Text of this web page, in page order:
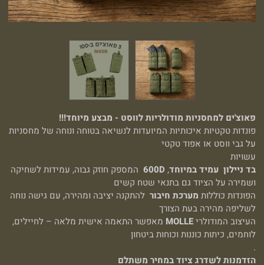
פאוצ'ים למחסניות מודולריות לווסט - מבצע מיוחד!!!
פונדות טקטיות איכותיות המיועדות לנשיאה בטוחה ונוחה של מחסניות
על גבי ווסט או אפוד טקטי
עשויות
בד ניילון עמיד במיוחד,
600D המספק חוזק גבוה, עמידות לשחיקה
ושמירה על הציוד גם בתנאי שטח קשים
הפונדות כוללות מערכת חיבור להתקנה יציבה ומהירה, עם גישה נוחה
לשליפה מהירה בעת הצורך
העיצוב המודולריMOLLE מאפשר התאמה אישית מלאה – לחיילים,
לוחמים, כיתות כוננות וכוחות ביטחון
.
הזדמנות לשדרג ציוד במחיר משתלם